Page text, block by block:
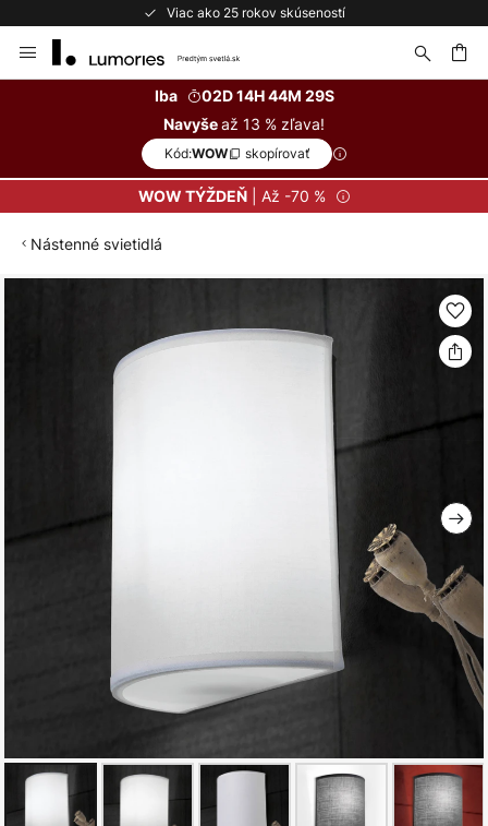
Viac ako 25 rokov skúseností
to
Iba
02D 14H 44M 28S
Navyšeaž 13 % zľava!
Kód:WOW skopírovať
WOW TÝŽDEŇ| Až -70 %
Nástenné svietidlá